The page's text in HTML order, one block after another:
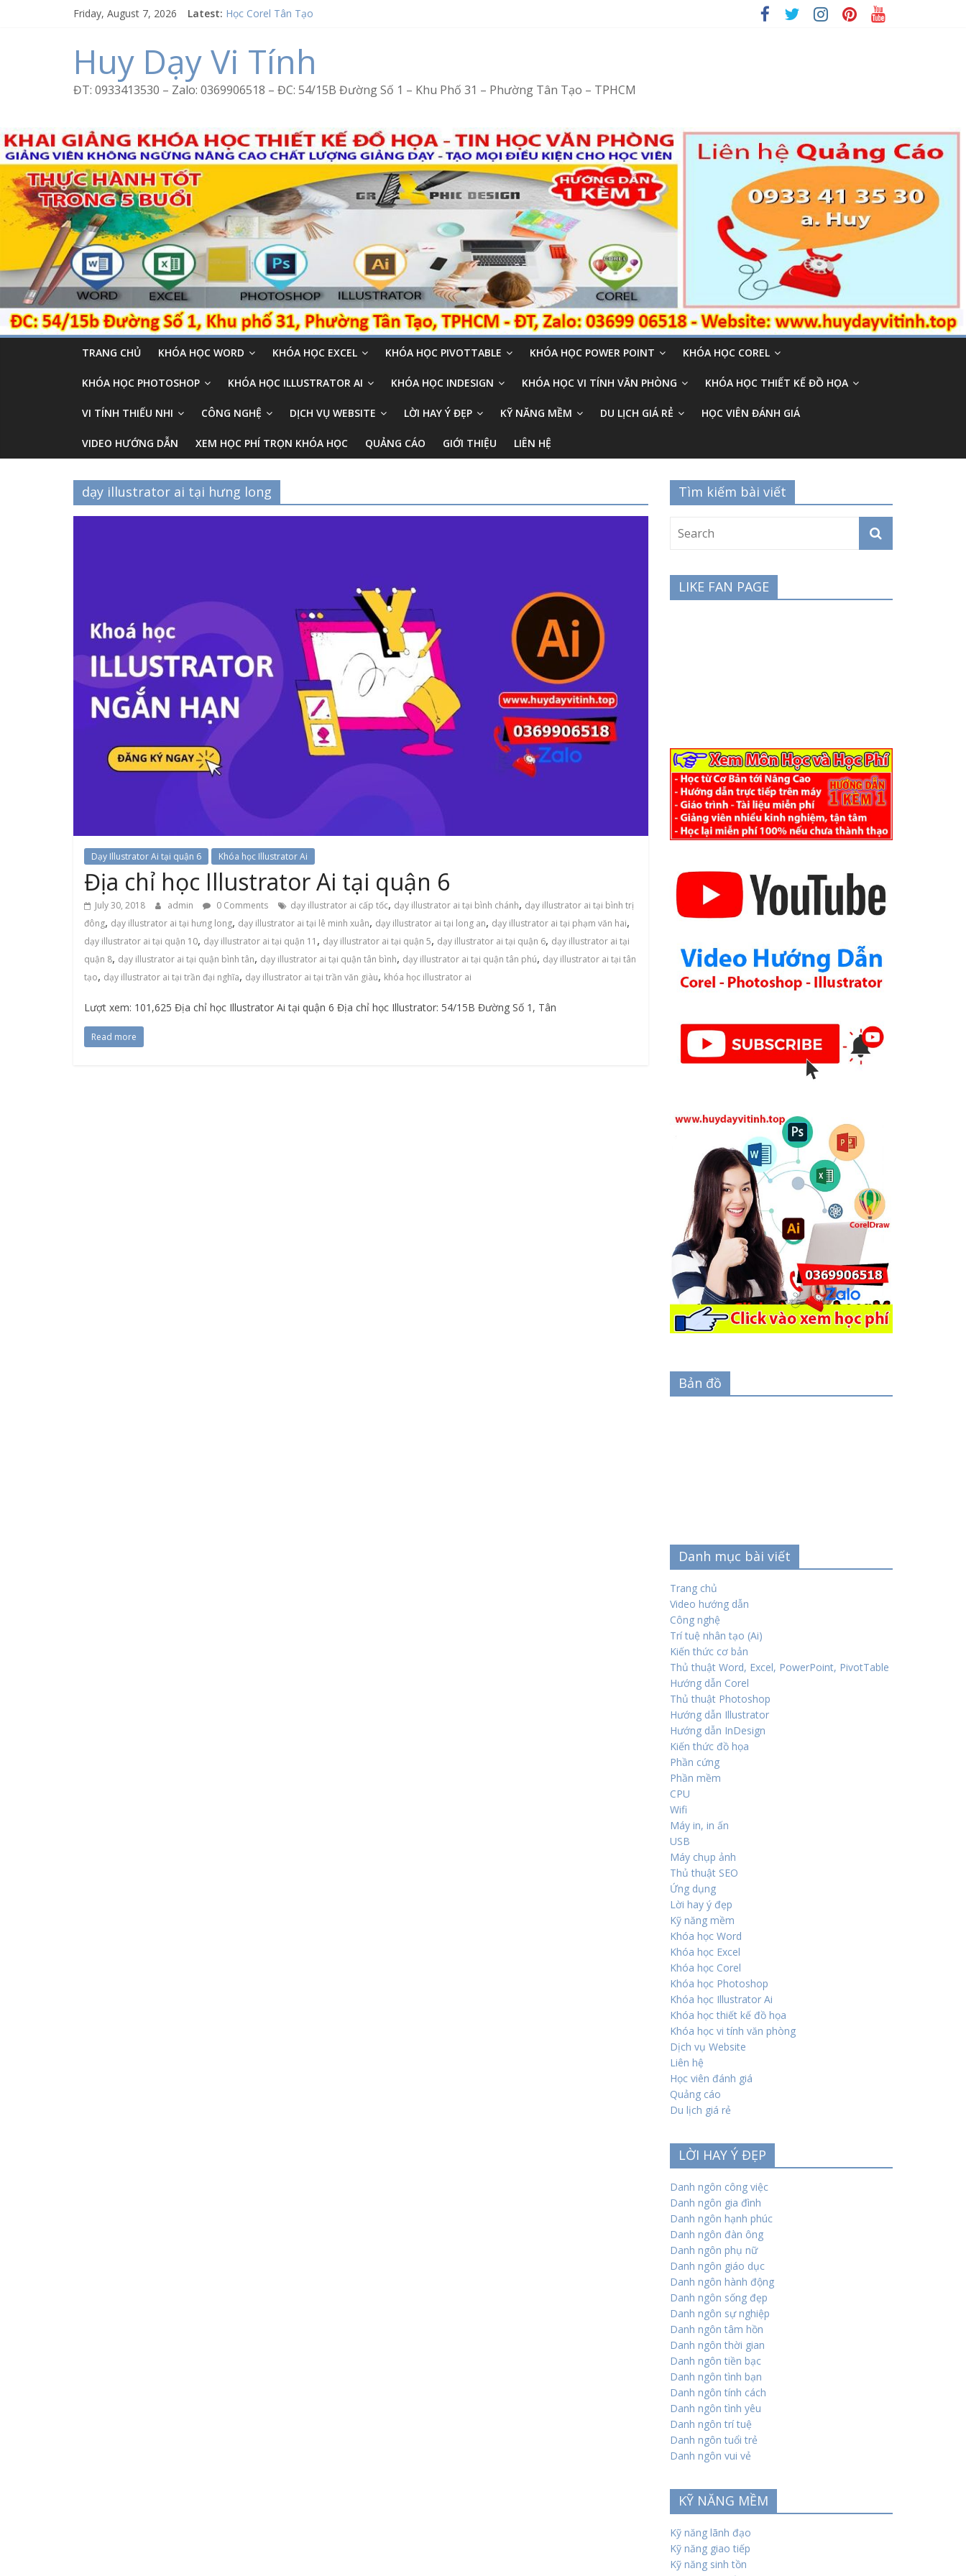
Friday, August 7, 2026 Latest:
Học Corel Tân Tạo
Khóa học Photoshop tại Tân Tạo
Huy Dạy Vi Tính
ĐT: 0933413530 – Zalo: 0369906518 – ĐC: 54/15B Đường Số 1 – Khu Phố 31 – Phường Tân Tạo – TPHCM
TRANG CHỦ KHÓA HỌC WORD KHÓA HỌC EXCEL KHÓA HỌC PIVOTTABLE KHÓA HỌC POWER POINT KHÓA HỌC COREL
KHÓA HỌC PHOTOSHOP KHÓA HỌC ILLUSTRATOR AI KHÓA HỌC INDESIGN KHÓA HỌC VI TÍNH VĂN PHÒNG KHÓA HỌC THIẾT KẾ ĐỒ HỌA
VI TÍNH THIẾU NHI CÔNG NGHỆ DỊCH VỤ WEBSITE LỜI HAY Ý ĐẸP KỸ NĂNG MỀM DU LỊCH GIÁ RẺ HỌC VIÊN ĐÁNH GIÁ
VIDEO HƯỚNG DẪN XEM HỌC PHÍ TRỌN KHÓA HỌC QUẢNG CÁO GIỚI THIỆU LIÊN HỆ
dạy illustrator ai tại hưng long
Dạy Illustrator Ai tại quận 6 Khóa học Illustrator Ai
Địa chỉ học Illustrator Ai tại quận 6
July 30, 2018 admin 0 Comments dạy illustrator ai cấp tốc, dạy illustrator ai tại bình chánh, dạy illustrator ai tại bình trị
đông, dạy illustrator ai tại hưng long, dạy illustrator ai tại lê minh xuân, dạy illustrator ai tại long an, dạy illustrator ai tại phạm văn hai,
dạy illustrator ai tại quận 10, dạy illustrator ai tại quận 11 , dạy illustrator ai tại quận 5, dạy illustrator ai tại quận 6, dạy illustrator ai tại
quận 8, dạy illustrator ai tại quận bình tân, dạy illustrator ai tại quận tân bình, dạy illustrator ai tại quận tân phú, dạy illustrator ai tại tân
tạo, dạy illustrator ai tại trần đại nghĩa, dạy illustrator ai tại trần văn giàu, khóa học illustrator ai
Lượt xem: 101,625 Địa chỉ học Illustrator Ai tại quận 6 Địa chỉ học Illustrator: 54/15B Đường Số 1, Tân
Read more
Tìm kiếm bài viết
LIKE FAN PAGE
Bản đồ
Danh mục bài viết
Trang chủ
Video hướng dẫn
Công nghệ
Trí tuệ nhân tạo (Ai)
Kiến thức cơ bản
Thủ thuật Word, Excel, PowerPoint, PivotTable
Hướng dẫn Corel
Thủ thuật Photoshop
Hướng dẫn Illustrator
Hướng dẫn InDesign
Kiến thức đồ họa
Phần cứng
Phần mềm
CPU
Wifi
Máy in, in ấn
USB
Máy chụp ảnh
Thủ thuật SEO
Ứng dụng
Lời hay ý đẹp
Kỹ năng mềm
Khóa học Word
Khóa học Excel
Khóa học Corel
Khóa học Photoshop
Khóa học Illustrator Ai
Khóa học thiết kế đồ họa
Khóa học vi tính văn phòng
Dịch vụ Website
Liên hệ
Học viên đánh giá
Quảng cáo
Du lịch giá rẻ
LỜI HAY Ý ĐẸP
Danh ngôn công việc
Danh ngôn gia đình
Danh ngôn hạnh phúc
Danh ngôn đàn ông
Danh ngôn phụ nữ
Danh ngôn giáo dục
Danh ngôn hành động
Danh ngôn sống đẹp
Danh ngôn sự nghiệp
Danh ngôn tâm hồn
Danh ngôn thời gian
Danh ngôn tiền bạc
Danh ngôn tình bạn
Danh ngôn tính cách
Danh ngôn tình yêu
Danh ngôn trí tuệ
Danh ngôn tuổi trẻ
Danh ngôn vui vẻ
KỸ NĂNG MỀM
Kỹ năng lãnh đạo
Kỹ năng giao tiếp
Kỹ năng sinh tồn